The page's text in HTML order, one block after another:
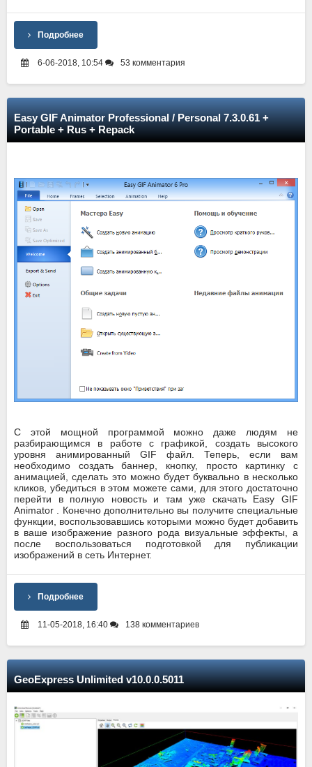
Подробнее
6-06-2018, 10:54 53 комментария
Easy GIF Animator Professional / Personal 7.3.0.61 +
Portable + Rus + Repack
С этой мощной программой можно даже людям не
разбирающимся в работе с графикой, создать высокого
уровня анимированный GIF файл. Теперь, если вам
необходимо создать баннер, кнопку, просто картинку с
анимацией, сделать это можно будет буквально в несколько
кликов, убедиться в этом можете сами, для этого достаточно
перейти в полную новость и там уже скачать Easy GIF
Animator . Конечно дополнительно вы получите специальные
функции, воспользовавшись которыми можно будет добавить
в ваше изображение разного рода визуальные эффекты, а
после воспользоваться подготовкой для публикации
изображений в сеть Интернет.
Подробнее
11-05-2018, 16:40 138 комментариев
GeoExpress Unlimited v10.0.0.5011